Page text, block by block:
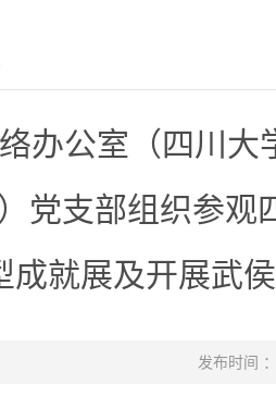
办公室（四川
党支部组织参观
成就展及开展武
发布时间